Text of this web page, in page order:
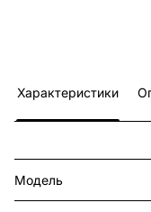
Характеристики
Модель